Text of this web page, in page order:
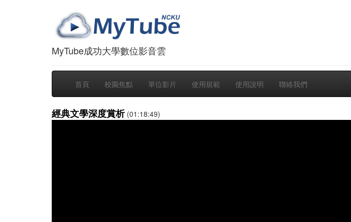
MyTube成功大學數位影音雲
首頁 校園焦點 單位影片 使用規範 使用說明 聯絡我們
經典文學深度賞析(01:18:49)